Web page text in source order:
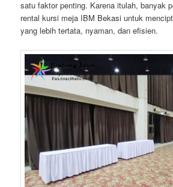
satu faktor penting. Karena itulah, banyak
rental kursi meja IBM Bekasi untuk
yang lebih tertata, nyaman, dan efisien.